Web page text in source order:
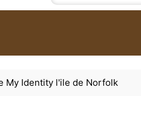
My Identity l'ile de Norfolk